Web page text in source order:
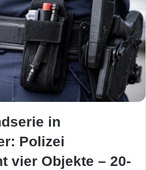
in
Polizei
vier Objekte – 20-